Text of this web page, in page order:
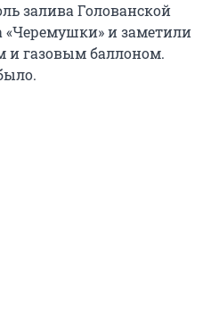
залива Голованской
«Черемушки» и заметили
и газовым баллоном.